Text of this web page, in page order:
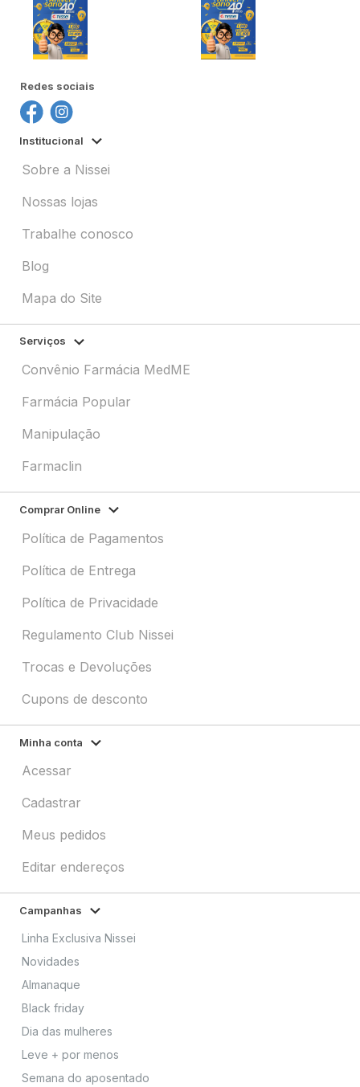
Redes sociais
Institucional
Sobre a Nissei
Nossas lojas
Trabalhe conosco
Blog
Mapa do Site
Serviços
Convênio Farmácia MedME
Farmácia Popular
Manipulação
Farmaclin
Comprar Online
Política de Pagamentos
Política de Entrega
Política de Privacidade
Regulamento Club Nissei
Trocas e Devoluções
Cupons de desconto
Minha conta
Acessar
Cadastrar
Meus pedidos
Editar endereços
Campanhas
Linha Exclusiva Nissei
Novidades
Almanaque
Black friday
Dia das mulheres
Leve + por menos
Semana do aposentado